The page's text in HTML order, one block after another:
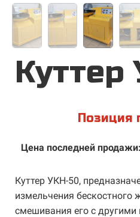
Позиция
Цена последней
Куттер УКН-50,
измельчения бескостного
смешивания его с